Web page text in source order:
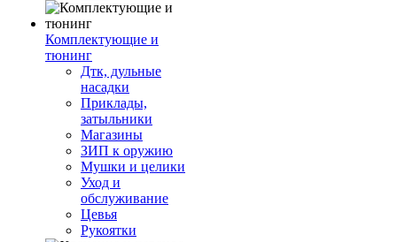
Комплектующие и
тюнинг
Дтк, дульные
насадки
Приклады,
затыльники
Магазины
ЗИП к оружию
Мушки и целики
Уход и
обслуживание
Цевья
Рукоятки